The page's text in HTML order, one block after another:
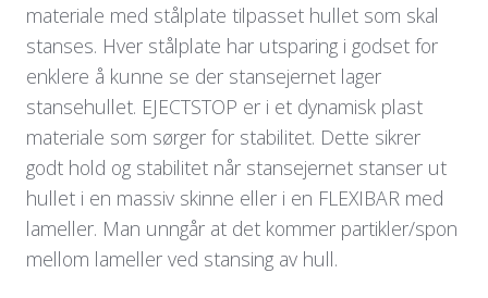
materiale med stålplate tilpasset hullet som skal
stanses. Hver stålplate har utsparing i godset for
enklere å kunne se der stansejernet lager
stansehullet. EJECTSTOP er i et dynamisk plast
materiale som sørger for stabilitet. Dette sikrer
godt hold og stabilitet når stansejernet stanser ut
hullet i en massiv skinne eller i en FLEXIBAR med
lameller. Man unngår at det kommer partikler/spon
mellom lameller ved stansing av hull.